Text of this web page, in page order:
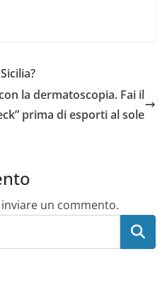
la dermatoscopia. Fai il
prima di esporti al sole
un commento.